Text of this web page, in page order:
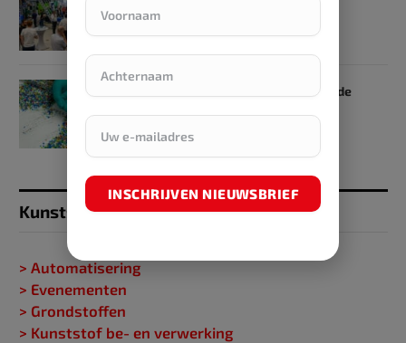
Netwerkweek
16 mei 2024
€ 17 miljoen voor vier projecten in de
7 mei 2024
Kunststofgids
> Automatisering
> Evenementen
> Grondstoffen
> Kunststof be- en verwerking
INSCHRIJVEN NIEUWSBRIEF